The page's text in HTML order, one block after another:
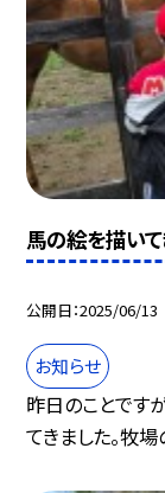
馬の絵を描い
公開日 2025/06/13
お知らせ
昨日のことです
てきました。牧